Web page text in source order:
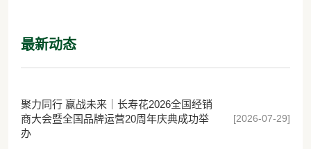
最新动态
聚力同行 赢战未来｜长寿花2026全国经销
商大会暨全国品牌运营20周年庆典成功举
办
[2026-07-29]